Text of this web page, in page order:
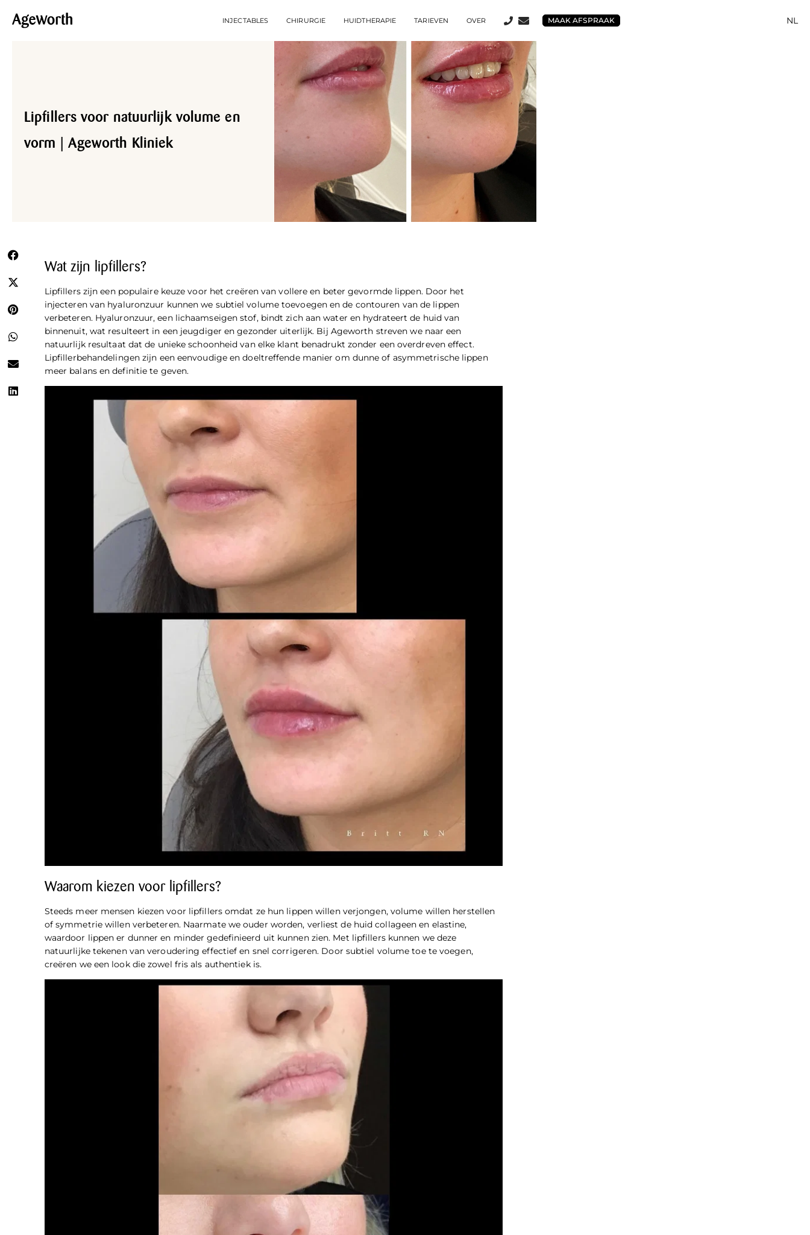
INJECTABLES CHIRURGIE HUIDTHERAPIE TARIEVEN OVER MAAK AFSPRAAK NL
Lipfillers voor natuurlijk volume en
vorm | Ageworth Kliniek
Wat zijn lipfillers?
Lipfillers zijn een populaire keuze voor het creëren van vollere en beter gevormde lippen. Door het
injecteren van hyaluronzuur kunnen we subtiel volume toevoegen en de contouren van de lippen
verbeteren. Hyaluronzuur, een lichaamseigen stof, bindt zich aan water en hydrateert de huid van
binnenuit, wat resulteert in een jeugdiger en gezonder uiterlijk. Bij Ageworth streven we naar een
natuurlijk resultaat dat de unieke schoonheid van elke klant benadrukt zonder een overdreven effect.
Lipfillerbehandelingen zijn een eenvoudige en doeltreffende manier om dunne of asymmetrische lippen
meer balans en definitie te geven.
Waarom kiezen voor lipfillers?
Steeds meer mensen kiezen voor lipfillersomdat ze hun lippen willen verjongen, volume willen herstellen
of symmetrie willen verbeteren. Naarmate we ouder worden, verliest de huid collageen en elastine,
waardoor lippen er dunner en minder gedefinieerd uit kunnen zien. Met lipfillers kunnen we deze
natuurlijke tekenen van veroudering effectief en snel corrigeren. Door subtiel volume toe te voegen,
creëren we een look die zowel fris als authentiek is.